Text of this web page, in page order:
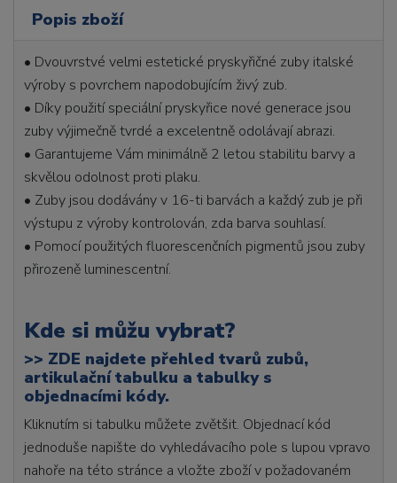
Popis zboží
• Dvouvrstvé velmi estetické pryskyřičné zuby italské
výroby s povrchem napodobujícím živý zub.
• Díky použití speciální pryskyřice nové generace jsou
zuby výjimečně tvrdé a excelentně odolávají abrazi.
• Garantujeme Vám minimálně 2 letou stabilitu barvy a
skvělou odolnost proti plaku.
• Zuby jsou dodávány v 16-ti barvách a každý zub je při
výstupu z výroby kontrolován, zda barva souhlasí.
• Pomocí použitých fluorescenčních pigmentů jsou zuby
přirozeně luminescentní.
Kde si můžu vybrat?
>> ZDE najdete přehled tvarů zubů,
artikulační tabulku a tabulky s
objednacími kódy.
Kliknutím si tabulku můžete zvětšit. Objednací kód
jednoduše napište do vyhledávacího pole s lupou vpravo
nahoře na této stránce a vložte zboží v požadovaném